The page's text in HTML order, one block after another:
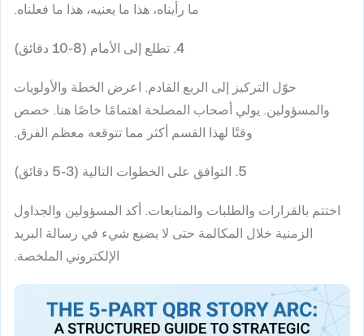
ما رأيناه، هذا ما يعنيه، هذا ما فعلناه.
4. تطلع إلى الأمام (8-10 دقائق)
حوّل التركيز إلى الربع القادم. اعرض الخطة والأولويات
والمسؤولين. يولي أصحاب المصلحة اهتمامًا خاصًا هنا. خصص
وقتًا لهذا القسم أكثر مما تتوقعه معظم الفرق.
5. التوافق على الخطوات التالية (3-5 دقائق)
اختتم بالقرارات والطلبات والمتابعات. أكد المسؤولين والجداول
الزمنية خلال المكالمة حتى لا يضيع شيء في رسالة البريد
الإلكتروني الملخصة.